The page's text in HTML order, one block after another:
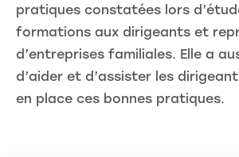
pratiques constatées lors
formations aux dirigeants et
d’entreprises familiales. Elle a
d’aider et d’assister les
en place ces bonnes pratiques.